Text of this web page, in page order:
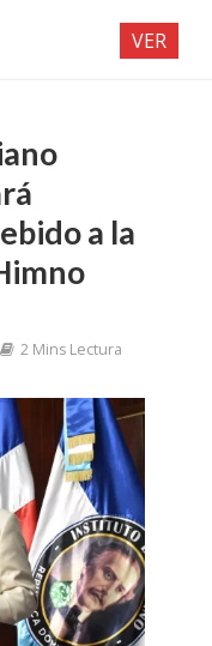
a la
2 Mins Lectura
VER